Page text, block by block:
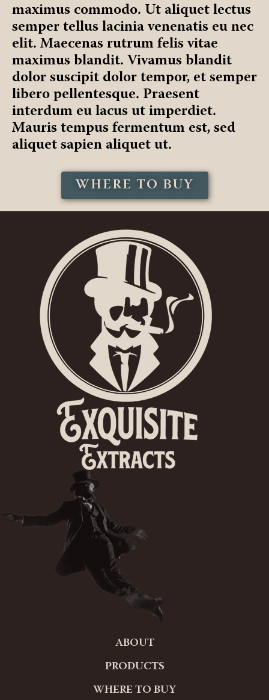
maximus commodo. Ut aliquet lectus
semper tellus lacinia venenatis eu nec
elit. Maecenas rutrum felis vitae
maximus blandit. Vivamus blandit
dolor suscipit dolor tempor, et semper
libero pellentesque. Praesent
interdum eu lacus ut imperdiet.
Mauris tempus fermentum est, sed
aliquet sapien aliquet ut.
WHERE TO BUY
ABOUT
PRODUCTS
WHERE TO BUY